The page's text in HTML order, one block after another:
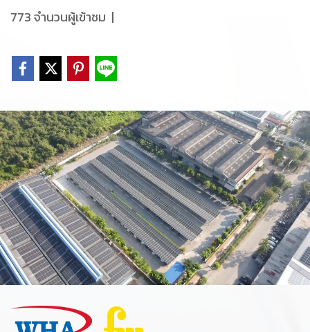
773 จำนวนผู้เข้าชม |